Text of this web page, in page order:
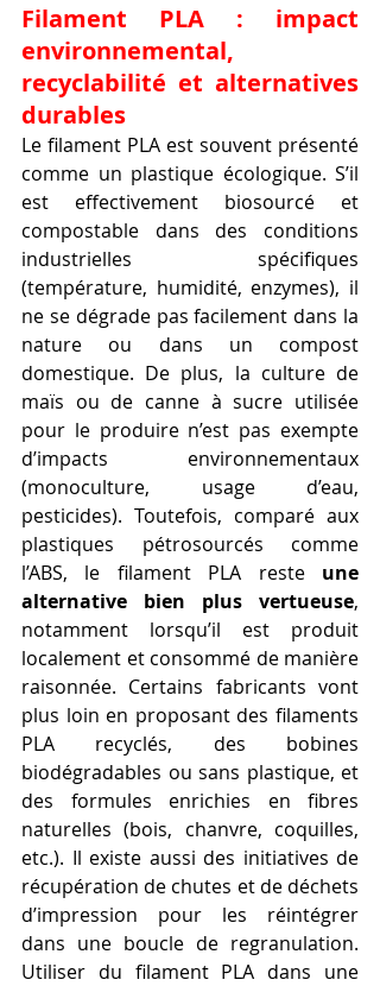
Filament PLA : impact
environnemental,
recyclabilité et alternatives
durables
Le filament PLA est souvent présenté
comme un plastique écologique. S’il
est effectivement biosourcé et
compostable dans des conditions
industrielles spécifiques
(température, humidité, enzymes), il
ne se dégrade pas facilement dans la
nature ou dans un compost
domestique. De plus, la culture de
maïs ou de canne à sucre utilisée
pour le produire n’est pas exempte
d’impacts environnementaux
(monoculture, usage d’eau,
pesticides). Toutefois, comparé aux
plastiques pétrosourcés comme
l’ABS, le filament PLA reste une
alternative bien plus vertueuse,
notamment lorsqu’il est produit
localement et consommé de manière
raisonnée. Certains fabricants vont
plus loin en proposant des filaments
PLA recyclés, des bobines
biodégradables ou sans plastique, et
des formules enrichies en fibres
naturelles (bois, chanvre, coquilles,
etc.). Il existe aussi des initiatives de
récupération de chutes et de déchets
d’impression pour les réintégrer
dans une boucle de regranulation.
Utiliser du filament PLA dans une